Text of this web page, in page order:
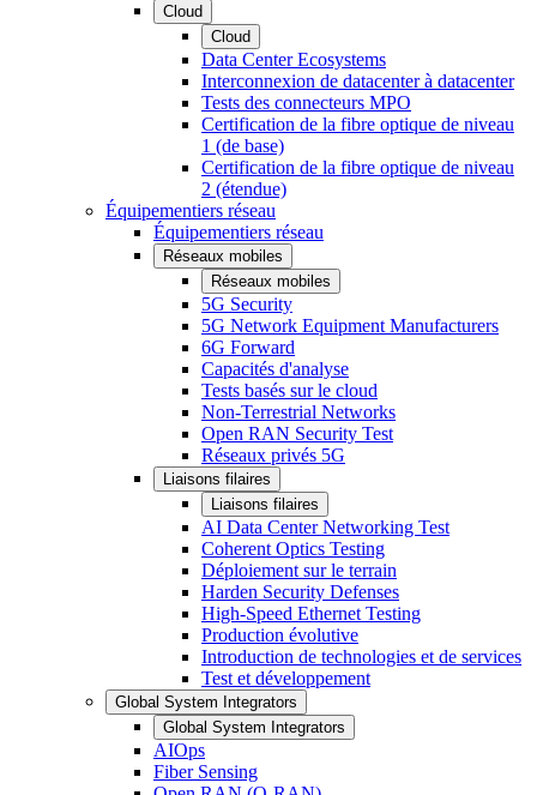
Cloud
Cloud
Data Center Ecosystems
Interconnexion de datacenter à datacenter
Tests des connecteurs MPO
Certification de la fibre optique de niveau
1 (de base)
Certification de la fibre optique de niveau
2 (étendue)
Équipementiers réseau
Équipementiers réseau
Réseaux mobiles
Réseaux mobiles
5G Security
5G Network Equipment Manufacturers
6G Forward
Capacités d'analyse
Tests basés sur le cloud
Non-Terrestrial Networks
Open RAN Security Test
Réseaux privés 5G
Liaisons filaires
Liaisons filaires
AI Data Center Networking Test
Coherent Optics Testing
Déploiement sur le terrain
Harden Security Defenses
High-Speed Ethernet Testing
Production évolutive
Introduction de technologies et de services
Test et développement
Global System Integrators
Global System Integrators
AIOps
Fiber Sensing